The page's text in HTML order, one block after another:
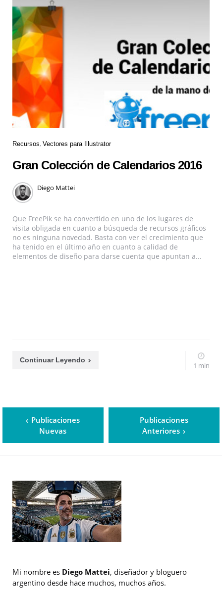
Recursos Vectores para Illustrator
Gran Colección de Calendarios 2016
Diego Mattei
Que FreePik se ha convertido en uno de los lugares de
visita obligada en cuanto a búsqueda de recursos gráficos
no es ninguna novedad. Basta con ver el crecimiento que
ha tenido en el último año en cuanto a calidad de
elementos de diseño para darse cuenta que apuntan a...
Continuar Leyendo
1 min
Publicaciones
Nuevas
Publicaciones
Anteriores
Mi nombre es Diego Mattei, diseñador y bloguero
argentino desde hace muchos, muchos años.